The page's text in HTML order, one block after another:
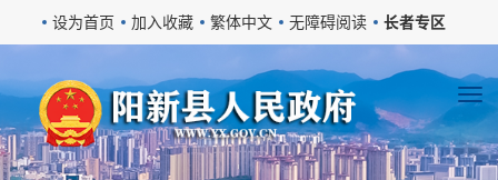
设为首页 加入收藏 繁体中文 无障碍阅读 长者专区